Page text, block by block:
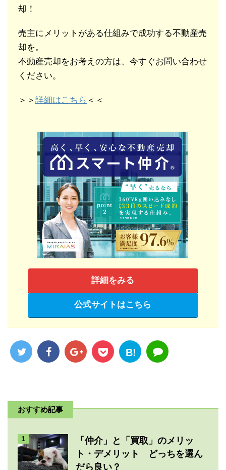
却！
売主にメリットがある仕組みで成功する不動産売
却を。
不動産売却をお考えの方は、今すぐお問い合わせ
ください。
＞＞ 詳細はこちら ＜＜
詳細をみる
公式サイトはこちら
B!
おすすめ記事
1
「仲介」と「買取」のメリッ
ト・デメリット どっちを選ん
だら良い？